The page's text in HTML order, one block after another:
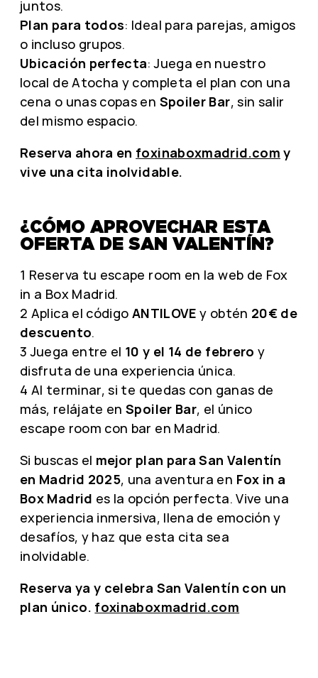
juntos.
Plan para todos: Ideal para parejas, amigos
o incluso grupos.
Ubicación perfecta: Juega en nuestro
local de Atocha y completa el plan con una
cena o unas copas en Spoiler Bar, sin salir
del mismo espacio.
Reserva ahora en foxinaboxmadrid.com y
vive una cita inolvidable.
¿CÓMO APROVECHAR ESTA
OFERTA DE SAN VALENTÍN?
1 Reserva tu escape room en la web de Fox
in a Box Madrid.
2 Aplica el código ANTILOVE y obtén 20€ de
descuento.
3 Juega entre el 10 y el 14 de febrero y
disfruta de una experiencia única.
4 Al terminar, si te quedas con ganas de
más, relájate enSpoiler Bar, el único
escape room con bar en Madrid.
Si buscas el mejor plan para San Valentín
en Madrid 2025, una aventura en Fox in a
Box Madrid es la opción perfecta. Vive una
experiencia inmersiva, llena de emoción y
desafíos, y haz que esta cita sea
inolvidable.
Reserva ya y celebra San Valentín con un
plan único. foxinaboxmadrid.com